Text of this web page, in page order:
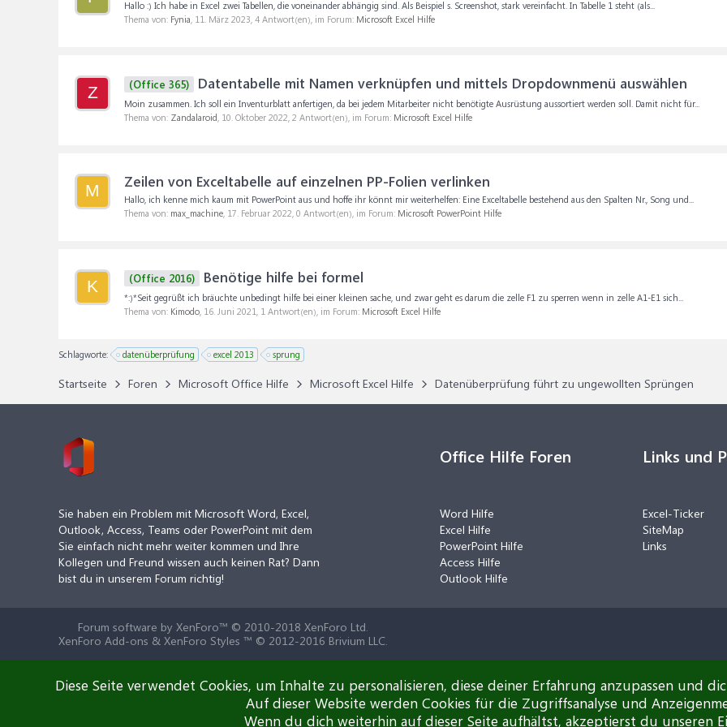
Hallo :) Ich habe in Excel zwei Tabellen, die voneinander abhängig sind. Als Beispiel s. Screenshot, stark vereinfacht. In Tabelle 1 steht (als...
Thema von: Fynia, 11. März 2023, 4 Antwort(en), im Forum: Microsoft Excel Hilfe
Z (Office 365) Datentabelle mit Namen verknüpfen und mittels Dropdownmenü auswählen
Moin zusammen. Ich soll ein Inventurblatt anfertigen, da bei jedem Mitarbeiter nicht benötigte Ausrüstung aussortiert werden soll. Damit nicht für...
Thema von: Zandalaroid, 10. Oktober 2022, 2 Antwort(en), im Forum: Microsoft Excel Hilfe
M Zeilen von Exceltabelle auf einzelnen PP-Folien verlinken
Hallo, ich kenne mich kaum mit PowerPoint aus und hoffe ihr könnt mir weiterhelfen: Eine Exceltabelle bestehend aus den Spalten Nr., Song und...
Thema von: max_machine, 17. Februar 2022, 0 Antwort(en), im Forum: Microsoft PowerPoint Hilfe
K (Office 2016) Benötige hilfe bei formel
*:)*Seit gegrüßt ich bräuchte unbedingt hilfe bei einer kleinen sache, und zwar geht es darum die zelle F1 zu sperren wenn in zelle A1-E1 sich...
Thema von: Kimodo, 16. Juni 2021, 1 Antwort(en), im Forum: Microsoft Excel Hilfe
Schlagworte: datenüberprüfung excel 2013 sprung
Startseite Foren Microsoft Office Hilfe Microsoft Excel Hilfe Datenüberprüfung führt zu ungewollten Sprüngen
Sie haben ein Problem mit Microsoft Word, Excel,
Outlook, Access, Teams oder PowerPoint mit dem
Sie einfach nicht mehr weiter kommen und Ihre
Kollegen und Freund wissen auch keinen Rat? Dann
bist du in unserem Forum richtig!
Office Hilfe Foren
Word Hilfe
Excel Hilfe
PowerPoint Hilfe
Access Hilfe
Outlook Hilfe
Links und
Excel-Ticker
SiteMap
Links
Forum software by XenForo™ © 2010-2018 XenForo Ltd.
XenForo Add-ons & XenForo Styles ™ © 2012-2016 Brivium LLC.
Diese Seite verwendet Cookies, um Inhalte zu personalisieren, diese deiner Erfahrung anzupassen und
Auf dieser Website werden Cookies für die Zugriffsanalyse und
Wenn du dich weiterhin auf dieser Seite aufhältst, akzeptierst du unseren